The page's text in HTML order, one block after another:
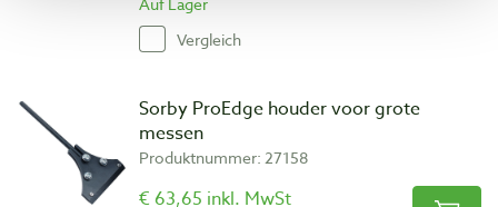
Vergleich
Sorby ProEdge houder voor grote
messen
Produktnummer: 27158
€ 63,65 inkl. MwSt